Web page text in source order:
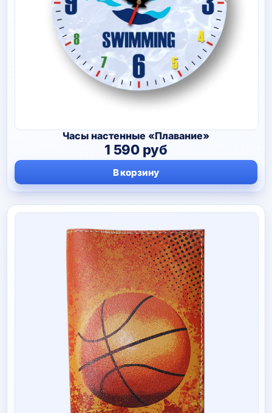
Часы настенные «Плавание»
1 590 руб
В корзину